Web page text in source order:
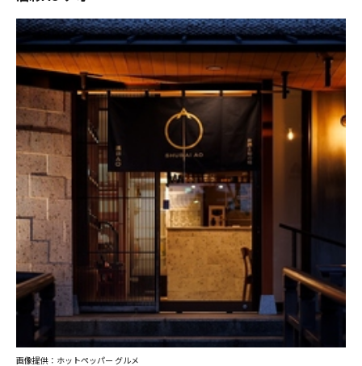
画像提供：ホットペッパー グルメ